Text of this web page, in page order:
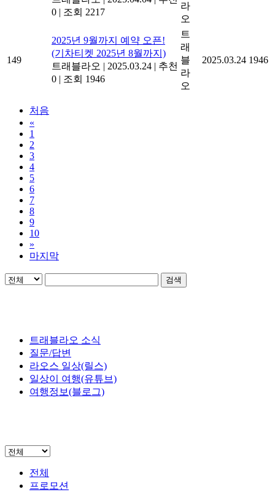
0 | 조회 2217
라
오
149
2025년 9월까지 예약 오픈!
(기차티켓 2025년 8월까지)
트래블라오 | 2025.03.24 | 추천
0 | 조회 1946
트
래
블
라
오
2025.03.24 1946
처음
«
1
2
3
4
5
6
7
8
9
10
»
마지막
검색
트래블라오 소식
질문/답변
라오스 일상(릴스)
일상이 여행(유튜브)
여행정보(블로그)
전체
프로모션